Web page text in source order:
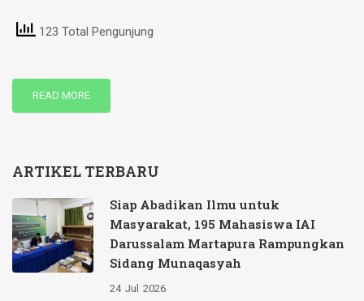
123 Total Pengunjung
READ MORE
ARTIKEL TERBARU
Siap Abadikan Ilmu untuk
Masyarakat, 195 Mahasiswa IAI
Darussalam Martapura Rampungkan
Sidang Munaqasyah
24 Jul 2026